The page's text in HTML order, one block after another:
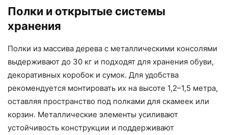
Полки и открытые системы
хранения
Полки из массива дерева с металлическими консолями
выдерживают до 30 кг и подходят для хранения обуви,
декоративных коробок и сумок. Для удобства
рекомендуется монтировать их на высоте 1,2–1,5 метра,
оставляя пространство под полками для скамеек или
корзин. Металлические элементы усиливают
устойчивость конструкции и поддерживают